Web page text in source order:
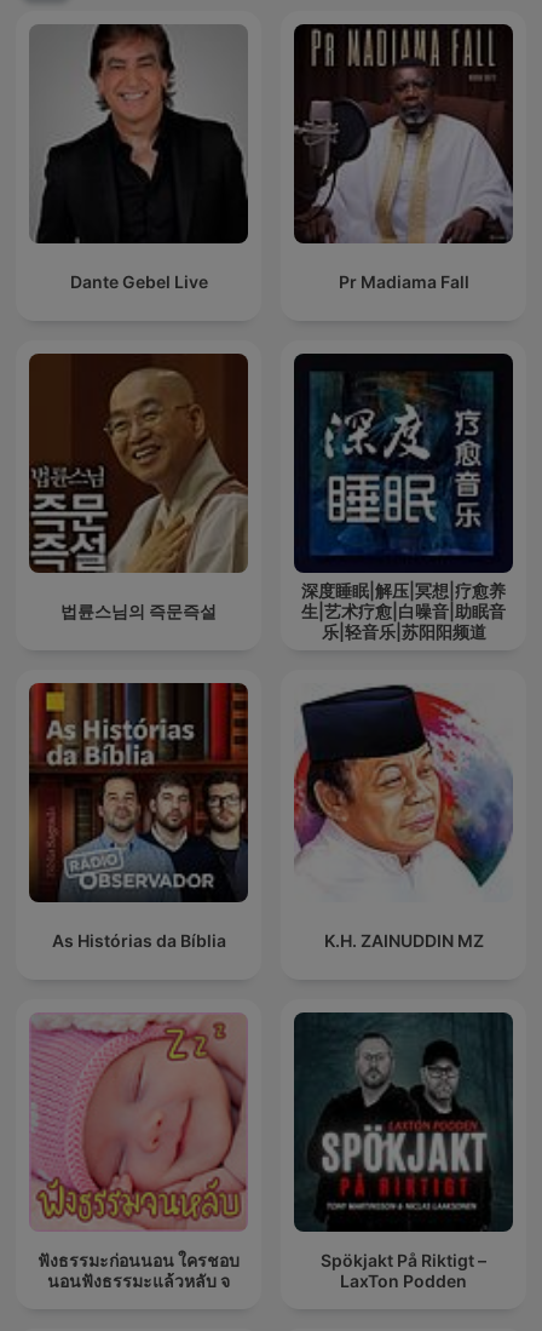
Dante Gebel Live Pr Madiama Fall
법륜스님의 즉문즉설
深度睡眠|解压|冥想|疗愈养
生|艺术疗愈|白噪音|助眠音
乐|轻音乐|苏阳阳频道
As Histórias da Bíblia K.H. ZAINUDDIN MZ
ฟังธรรมะก่อนนอน ใครชอบ
นอนฟังธรรมะแล้วหลับ จ
Spökjakt På Riktigt –
LaxTon Podden